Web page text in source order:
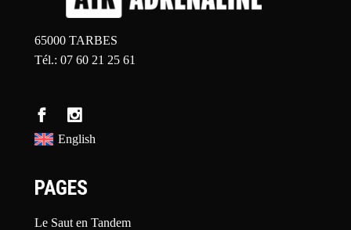
65000 TARBES
Tél.: 07 60 21 25 61
English
PAGES
Le Saut en Tandem